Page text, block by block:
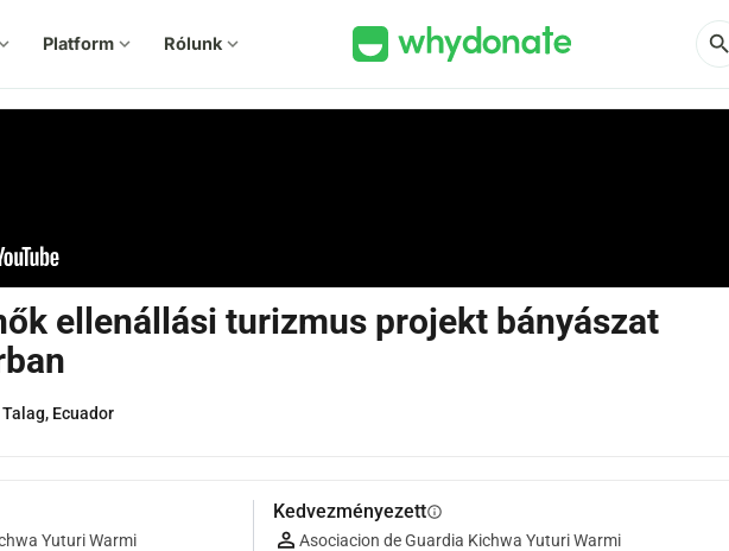
Platform expand_more Rólunk expand_more search
ellenállási turizmus projekt bányászat
Talag, Ecuador
Yuturi Warmi
Kedvezményezettinfo
Asociacion de Guardia Kichwa Yuturi Warmi